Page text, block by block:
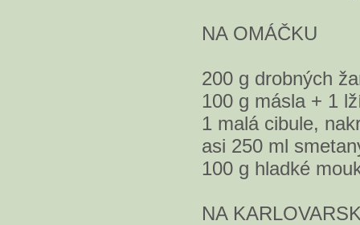
NA OMÁČKU
200 g drobných
100 g másla + 1
1 malá cibule,
asi 250 ml
100 g hladké
NA